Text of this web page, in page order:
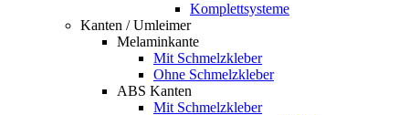
Komplettsysteme
Kanten / Umleimer
Melaminkante
Mit Schmelzkleber
Ohne Schmelzkleber
ABS Kanten
Mit Schmelzkleber